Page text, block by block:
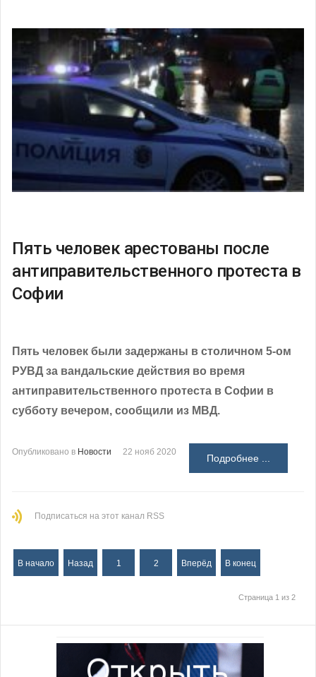
Пять человек арестованы после
антиправительственного протеста в
Софии
Пять человек были задержаны в столичном 5-ом
РУВД за вандальские действия во время
антиправительственного протеста в Софии в
субботу вечером, сообщили из МВД.
Опубликовано в Новости 22 нояб 2020
Подробнее ...
Подписаться на этот канал RSS
В начало Назад 1 2 Вперёд В конец
Страница 1 из 2